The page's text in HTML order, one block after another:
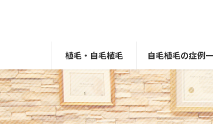
植毛・自毛植毛 自毛植毛の症例